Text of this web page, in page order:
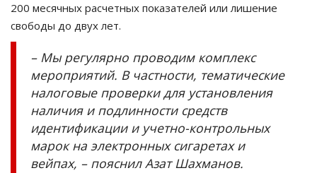
200 месячных расчетных показателей или лишение
свободы до двух лет.
– Мы регулярно проводим комплекс
мероприятий. В частности, тематические
налоговые проверки для установления
наличия и подлинности средств
идентификации и учетно-контрольных
марок на электронных сигаретах и
вейпах, – пояснил Азат Шахманов.